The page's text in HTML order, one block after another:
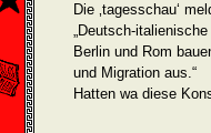
Die ‚tagesschau‘
„Deutsch-
Berlin und Rom
und Migration aus.“
Hatten wa diese